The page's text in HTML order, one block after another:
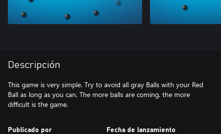
Descripción
This game is very simple. Try to avoid all gray Balls with your Red
Ball as long as you can. The more balls are coming, the more
Publicado por Fecha de lanzamiento